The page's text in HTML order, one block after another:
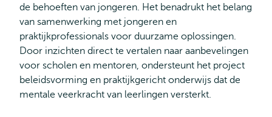
de behoeften van jongeren. Het benadrukt het belang
van samenwerking met jongeren en
praktijkprofessionals voor duurzame oplossingen.
Door inzichten direct te vertalen naar aanbevelingen
voor scholen en mentoren, ondersteunt het project
beleidsvorming en praktijkgericht onderwijs dat de
mentale veerkracht van leerlingen versterkt.